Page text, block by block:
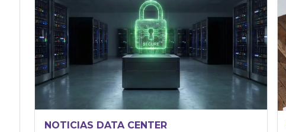
NOTICIAS DATA CENTER